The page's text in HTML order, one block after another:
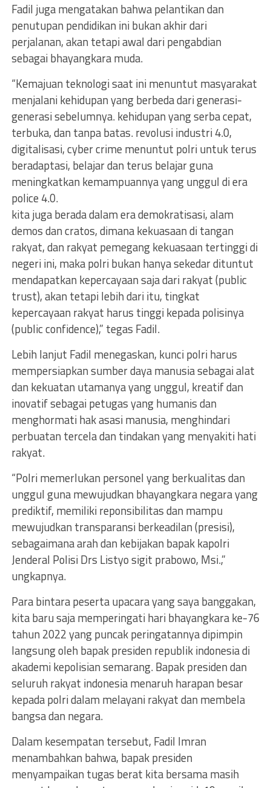
Fadil juga mengatakan bahwa pelantikan dan
penutupan pendidikan ini bukan akhir dari
perjalanan, akan tetapi awal dari pengabdian
sebagai bhayangkara muda.
“Kemajuan teknologi saat ini menuntut masyarakat
menjalani kehidupan yang berbeda dari generasi-
generasi sebelumnya. kehidupan yang serba cepat,
terbuka, dan tanpa batas. revolusi industri 4.0,
digitalisasi, cyber crime menuntut polri untuk terus
beradaptasi, belajar dan terus belajar guna
meningkatkan kemampuannya yang unggul di era
police 4.0.
kita juga berada dalam era demokratisasi, alam
demos dan cratos, dimana kekuasaan di tangan
rakyat, dan rakyat pemegang kekuasaan tertinggi di
negeri ini, maka polri bukan hanya sekedar dituntut
mendapatkan kepercayaan saja dari rakyat (public
trust), akan tetapi lebih dari itu, tingkat
kepercayaan rakyat harus tinggi kepada polisinya
(public confidence),” tegas Fadil.
Lebih lanjut Fadil menegaskan, kunci polri harus
mempersiapkan sumber daya manusia sebagai alat
dan kekuatan utamanya yang unggul, kreatif dan
inovatif sebagai petugas yang humanis dan
menghormati hak asasi manusia, menghindari
perbuatan tercela dan tindakan yang menyakiti hati
rakyat.
“Polri memerlukan personel yang berkualitas dan
unggul guna mewujudkan bhayangkara negara yang
prediktif, memiliki reponsibilitas dan mampu
mewujudkan transparansi berkeadilan (presisi),
sebagaimana arah dan kebijakan bapak kapolri
Jenderal Polisi Drs Listyo sigit prabowo, Msi.,”
ungkapnya.
Para bintara peserta upacara yang saya banggakan,
kita baru saja memperingati hari bhayangkara ke-76
tahun 2022 yang puncak peringatannya dipimpin
langsung oleh bapak presiden republik indonesia di
akademi kepolisian semarang. Bapak presiden dan
seluruh rakyat indonesia menaruh harapan besar
kepada polri dalam melayani rakyat dan membela
bangsa dan negara.
Dalam kesempatan tersebut, Fadil Imran
menambahkan bahwa, bapak presiden
menyampaikan tugas berat kita bersama masih